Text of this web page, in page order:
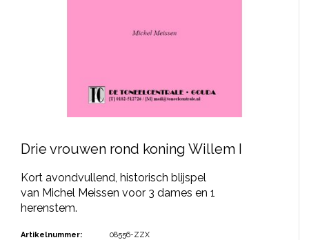
SKETCHES
Drie vrouwen rond koning Willem I
Kort avondvullend, historisch blijspel
van Michel Meissen voor 3 dames en 1
herenstem.
Artikelnummer:
08556-ZZX